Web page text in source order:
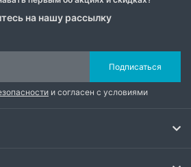
на нашу рассылку
Подписаться
и согласен с условиями